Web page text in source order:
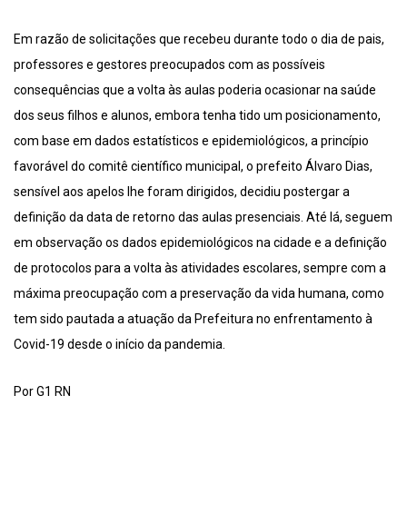
Em razão de solicitações que recebeu durante todo o dia de pais,
professores e gestores preocupados com as possíveis
consequências que a volta às aulas poderia ocasionar na saúde
dos seus filhos e alunos, embora tenha tido um posicionamento,
com base em dados estatísticos e epidemiológicos, a princípio
favorável do comitê científico municipal, o prefeito Álvaro Dias,
sensível aos apelos lhe foram dirigidos, decidiu postergar a
definição da data de retorno das aulas presenciais. Até lá, seguem
em observação os dados epidemiológicos na cidade e a definição
de protocolos para a volta às atividades escolares, sempre com a
máxima preocupação com a preservação da vida humana, como
tem sido pautada a atuação da Prefeitura no enfrentamento à
Covid-19 desde o início da pandemia.
Por G1 RN